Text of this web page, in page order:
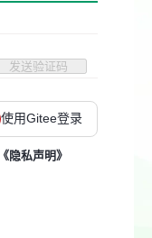
发送验证码
使用Gitee登录
《隐私声明》